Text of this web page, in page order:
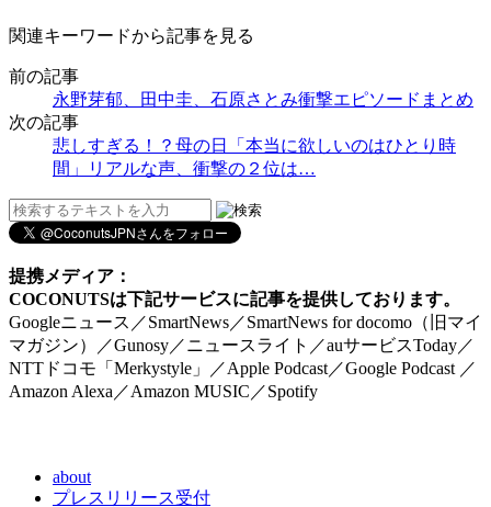
関連キーワードから記事を見る
前の記事
永野芽郁、田中圭、石原さとみ衝撃エピソードまとめ
次の記事
悲しすぎる！？母の日「本当に欲しいのはひとり時
間」リアルな声、衝撃の２位は…
提携メディア：
COCONUTSは下記サービスに記事を提供しております。
Googleニュース／SmartNews／SmartNews for docomo（旧マイ
マガジン）／Gunosy／ニュースライト／auサービスToday／
NTTドコモ「Merkystyle」／Apple Podcast／Google Podcast ／
Amazon Alexa／Amazon MUSIC／Spotify
about
プレスリリース受付